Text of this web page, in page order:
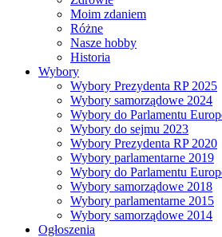
Moim zdaniem
Różne
Nasze hobby
Historia
Wybory
Wybory Prezydenta RP 2025
Wybory samorządowe 2024
Wybory do Parlamentu
Wybory do sejmu 2023
Wybory Prezydenta RP 2020
Wybory parlamentarne 2019
Wybory do Parlamentu
Wybory samorządowe 2018
Wybory parlamentarne 2015
Wybory samorządowe 2014
Ogłoszenia